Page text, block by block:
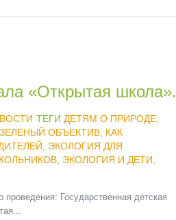
«Открытая школа».
ТЕГИ ДЕТЯМ О ПРИРОДЕ,
ЗЕЛЕНЫЙ ОБЪЕКТИВ, КАК
ЭКОЛОГИЯ ДЛЯ
, ЭКОЛОГИЯ И ДЕТИ
Государственная детская